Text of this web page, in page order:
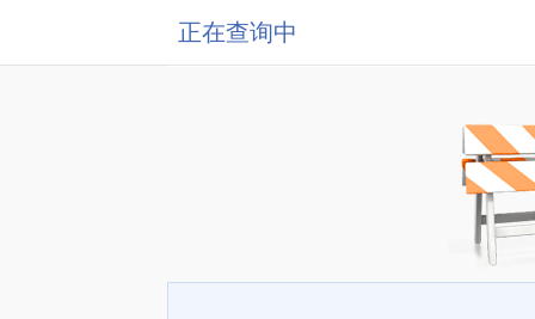
正在查询中